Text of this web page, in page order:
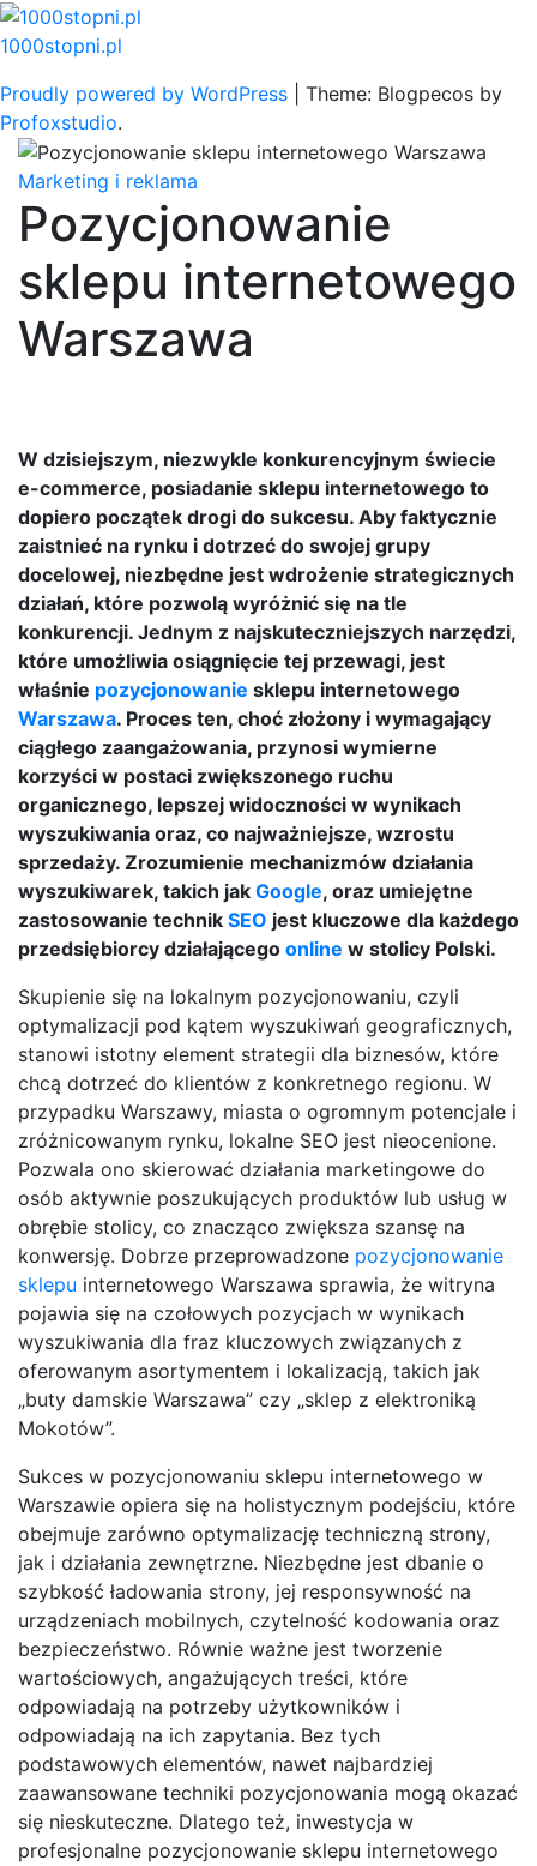
Skip
to
1000stopni.pl
Proudly powered by WordPress
Theme: Blogpecos by
Profoxstudio.
Marketing i reklama
Pozycjonowanie
sklepu internetowego
Warszawa
W dzisiejszym, niezwykle konkurencyjnym świecie
e-commerce, posiadanie sklepu internetowego to
dopiero początek drogi do sukcesu. Aby faktycznie
zaistnieć na rynku i dotrzeć do swojej grupy
docelowej, niezbędne jest wdrożenie strategicznych
działań, które pozwolą wyróżnić się na tle
konkurencji. Jednym z najskuteczniejszych narzędzi,
które umożliwia osiągnięcie tej przewagi, jest
właśnie pozycjonowanie sklepu internetowego
Warszawa. Proces ten, choć złożony i wymagający
ciągłego zaangażowania, przynosi wymierne
korzyści w postaci zwiększonego ruchu
organicznego, lepszej widoczności w wynikach
wyszukiwania oraz, co najważniejsze, wzrostu
sprzedaży. Zrozumienie mechanizmów działania
wyszukiwarek, takich jak Google, oraz umiejętne
zastosowanie technik SEO jest kluczowe dla każdego
przedsiębiorcy działającego online w stolicy Polski.
Skupienie się na lokalnym pozycjonowaniu, czyli
optymalizacji pod kątem wyszukiwań geograficznych,
stanowi istotny element strategii dla biznesów, które
chcą dotrzeć do klientów z konkretnego regionu. W
przypadku Warszawy, miasta o ogromnym potencjale i
zróżnicowanym rynku, lokalne SEO jest nieocenione.
Pozwala ono skierować działania marketingowe do
osób aktywnie poszukujących produktów lub usług w
obrębie stolicy, co znacząco zwiększa szansę na
konwersję. Dobrze przeprowadzone pozycjonowanie
sklepu internetowego Warszawa sprawia, że witryna
pojawia się na czołowych pozycjach w wynikach
wyszukiwania dla fraz kluczowych związanych z
oferowanym asortymentem i lokalizacją, takich jak
„buty damskie Warszawa” czy „sklep z elektroniką
Mokotów”.
Sukces w pozycjonowaniu sklepu internetowego w
Warszawie opiera się na holistycznym podejściu, które
obejmuje zarówno optymalizację techniczną strony,
jak i działania zewnętrzne. Niezbędne jest dbanie o
szybkość ładowania strony, jej responsywność na
urządzeniach mobilnych, czytelność kodowania oraz
bezpieczeństwo. Równie ważne jest tworzenie
wartościowych, angażujących treści, które
odpowiadają na potrzeby użytkowników i
odpowiadają na ich zapytania. Bez tych
podstawowych elementów, nawet najbardziej
zaawansowane techniki pozycjonowania mogą okazać
się nieskuteczne. Dlatego też, inwestycja w
profesjonalne pozycjonowanie sklepu internetowego